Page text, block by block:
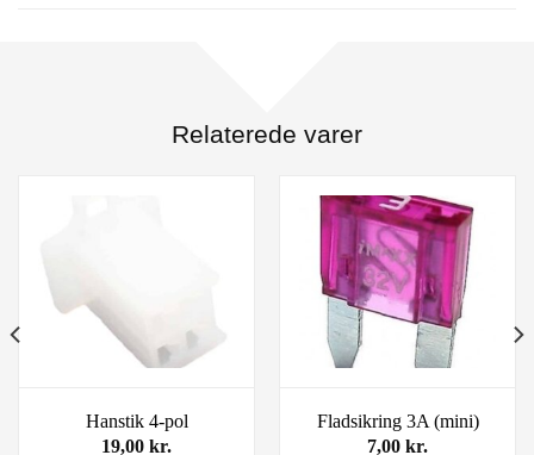
Relaterede varer
Hanstik 4-pol
19,00 kr.
Fladsikring 3A (mini)
7,00 kr.